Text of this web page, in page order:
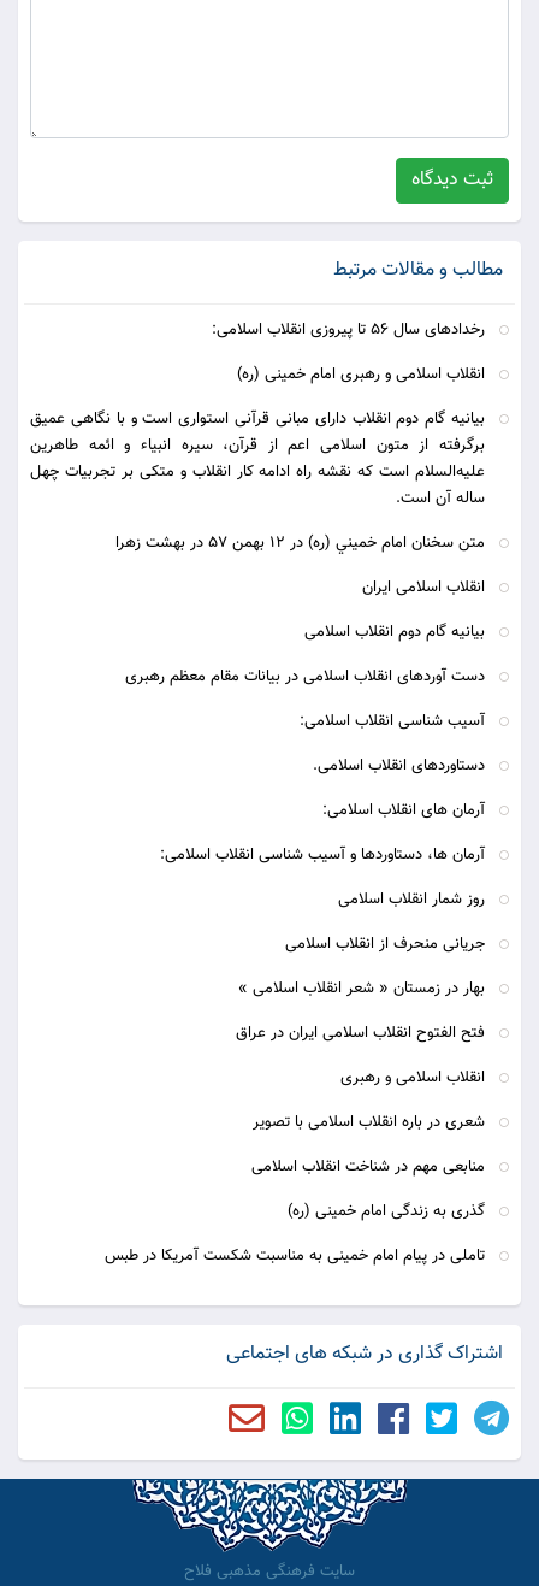
ثبت دیدگاه
مطالب و مقالات مرتبط
رخدادهای سال 56 تا پیروزی انقلاب اسلامی:
انقلاب اسلامی و رهبری امام خمینی (ره)
بیانیه گام دوم انقلاب دارای مبانی قرآنی استواری است و با نگاهی عمیق
برگرفته از متون اسلامی اعم از قرآن، سیره انبیاء و ائمه طاهرین
علیه‌السلام است که نقشه راه ادامه کار انقلاب و متکی بر تجربیات چهل
ساله آن است.
متن سخنان امام خميني (ره) در 12 بهمن 57 در بهشت زهرا
انقلاب اسلامی ایران
بیانیه گام دوم انقلاب اسلامی
دست آوردهای انقلاب اسلامی در بیانات مقام معظم رهبری
آسیب شناسی انقلاب اسلامی:
دستاوردهای انقلاب اسلامی.
آرمان های انقلاب اسلامی:
آرمان ها، دستاوردها و آسیب شناسی انقلاب اسلامی:
روز شمار انقلاب اسلامی
جریانی منحرف از انقلاب اسلامی
بهار در زمستان « شعر انقلاب اسلامی »
فتح الفتوح انقلاب اسلامی ایران در عراق
انقلاب اسلامی و رهبری
شعری در باره انقلاب اسلامی با تصویر
منابعی مهم در شناخت انقلاب اسلامی
گذری به زندگی امام خمینی (ره)
تاملی در پیام امام خمینی به مناسبت شکست آمریکا در طبس
اشتراک گذاری در شبکه های اجتماعی
سایت فرهنگی مذهبی فلاح